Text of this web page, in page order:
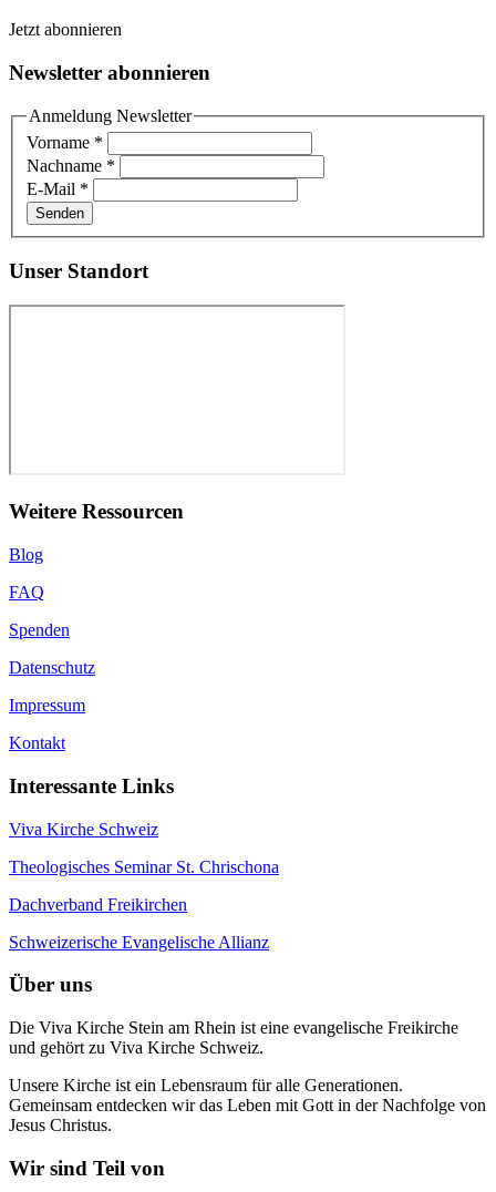
Jetzt abonnieren
Newsletter abonnieren
Anmeldung Newsletter
Vorname *
Nachname *
E-Mail *
Senden
Unser Standort
Weitere Ressourcen
Blog
FAQ
Spenden
Datenschutz
Impressum
Kontakt
Interessante Links
Viva Kirche Schweiz
Theologisches Seminar St. Chrischona
Dachverband Freikirchen
Schweizerische Evangelische Allianz
Über uns
Die Viva Kirche Stein am Rhein ist eine evangelische Freikirche
und gehört zu Viva Kirche Schweiz.
Unsere Kirche ist ein Lebensraum für alle Generationen.
Gemeinsam entdecken wir das Leben mit Gott in der Nachfolge von
Jesus Christus.
Wir sind Teil von